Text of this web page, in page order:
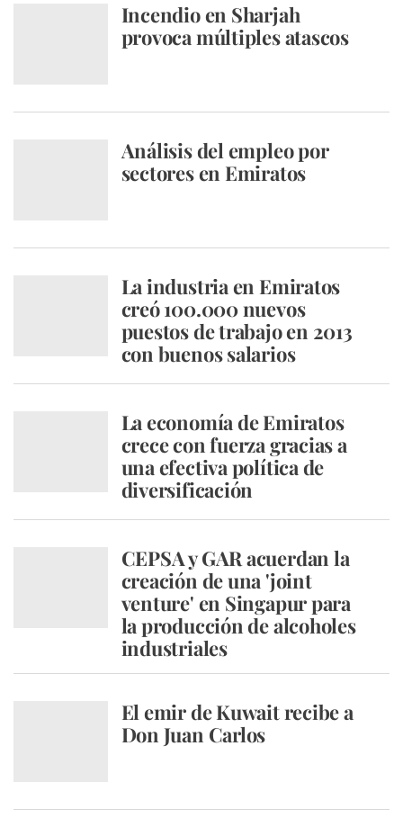
Incendio en Sharjah
provoca múltiples atascos
Análisis del empleo por
sectores en Emiratos
La industria en Emiratos
creó 100.000 nuevos
puestos de trabajo en 2013
con buenos salarios
La economía de Emiratos
crece con fuerza gracias a
una efectiva política de
diversificación
CEPSA y GAR acuerdan la
creación de una 'joint
venture' en Singapur para
la producción de alcoholes
industriales
El emir de Kuwait recibe a
Don Juan Carlos